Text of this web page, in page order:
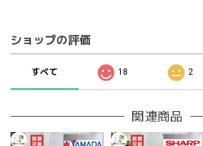
ショップの評価
すべて 18 2
関連商品